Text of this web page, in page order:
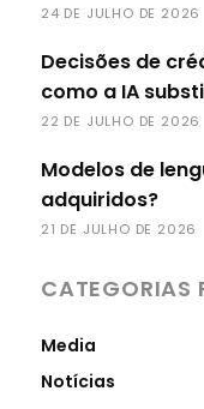
24 DE JULHO DE 2026
Decisões de
como a IA
22 DE JULHO DE 2026
Modelos de
adquiridos?
21 DE JULHO DE 2026
CATEGORIAS
Media
Notícias